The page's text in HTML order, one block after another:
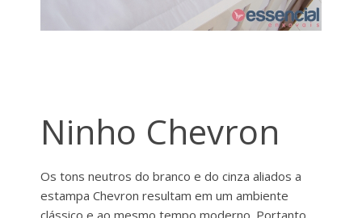
Ninho Chevron
Os tons neutros do branco e do cinza aliados a
estampa Chevron resultam em um ambiente